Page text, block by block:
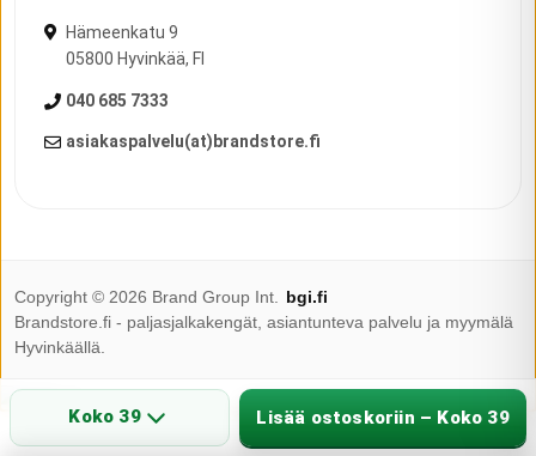
Koko 39 Lisää ostoskoriin – Koko 39
Hämeenkatu 9
05800 Hyvinkää, FI
040 685 7333
asiakaspalvelu(at)brandstore.fi
Copyright © 2026 Brand Group Int.
bgi.fi
Brandstore.fi - paljasjalkakengät, asiantunteva palvelu ja myymälä
Hyvinkäällä.